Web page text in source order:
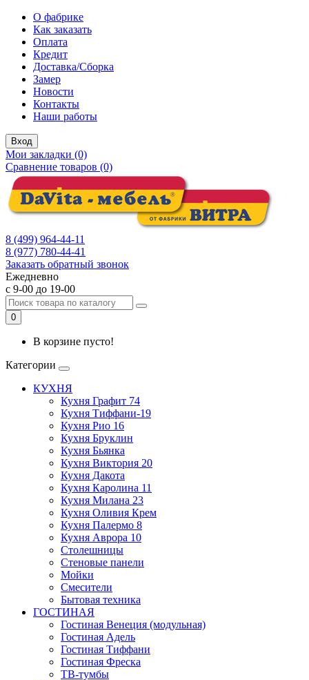
О фабрике
Как заказать
Оплата
Кредит
Доставка/Сборка
Замер
Новости
Контакты
Наши работы
Вход
Мои закладки (0)
Сравнение товаров (0)
8 (499) 964-44-11
8 (977) 780-44-41
Заказать обратный звонок
Ежедневно
с 9-00 до 19-00
0
В корзине пусто!
Категории
КУХНЯ
Кухня Графит 74
Кухня Тиффани-19
Кухня Рио 16
Кухня Бруклин
Кухня Бьянка
Кухня Виктория 20
Кухня Дакота
Кухня Каролина 11
Кухня Милана 23
Кухня Оливия Крем
Кухня Палермо 8
Кухня Аврора 10
Столешницы
Стеновые панели
Мойки
Смесители
Бытовая техника
ГОСТИНАЯ
Гостиная Венеция (модульная)
Гостиная Адель
Гостиная Тиффани
Гостиная Фреска
ТВ-тумбы